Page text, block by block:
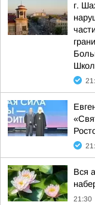
г.
Вся
21:30